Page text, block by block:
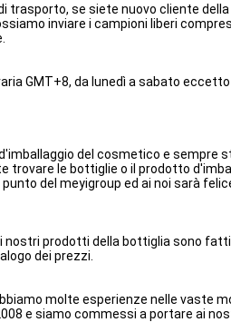
se siete nuovo cliente
inviare i campioni liberi
GMT+8, da lunedì a sabato
del cosmetico e sempre
le bottiglie o il prodotto
del meyigroup ed ai noi sarà
prodotti della bottiglia sono
dei prezzi.
molte esperienze nelle
e siamo commessi a portare ai